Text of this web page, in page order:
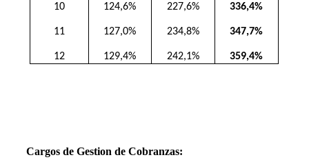
10 124,6% 227,6% 336,4%
11 127,0% 234,8% 347,7%
12 129,4% 242,1% 359,4%
Cargos de Gestion de Cobranzas: